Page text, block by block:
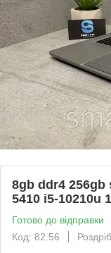
8gb ddr4 256gb
5410 i5-10210u
Готово до відправки
Код: 82.56
Роздріб